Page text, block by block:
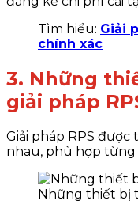
Tìm hiểu: Giải
chính xác
3. Những
giải pháp
Giải pháp RPS
nhau, phù hợp từng
Những thiết bị